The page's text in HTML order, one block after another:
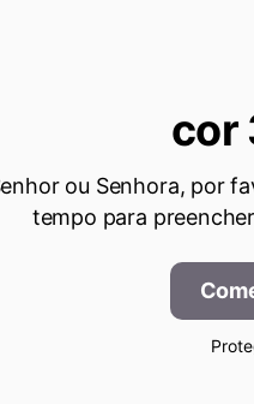
cor
ou Senhora, por
tempo para